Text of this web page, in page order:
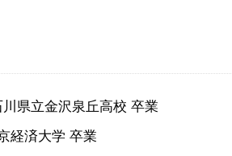
県立金沢泉丘高校 卒業
経済大学 卒業